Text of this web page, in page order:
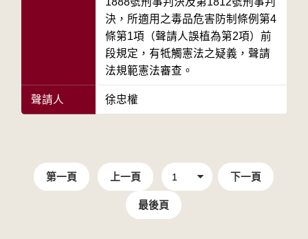
決，所適用之毒品危害防制條例第4
條第1項（聲請人誤植為第2項）前
段規定，有牴觸憲法之疑義，聲請
法規範憲法審查。
聲請人 徐忠權
第一頁 上一頁 下一頁
最後頁